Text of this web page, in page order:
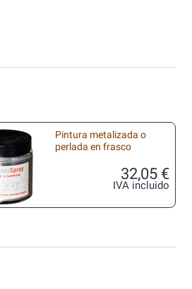
Pintura metalizada o
perlada en frasco
32,05 €
IVA incluido